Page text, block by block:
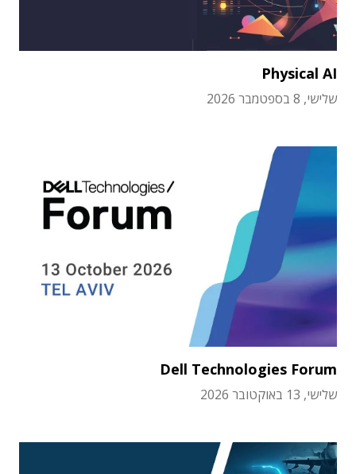
Physical AI
שלישי, 8 בספטמבר 2026
Dell Technologies Forum
שלישי, 13 באוקטובר 2026